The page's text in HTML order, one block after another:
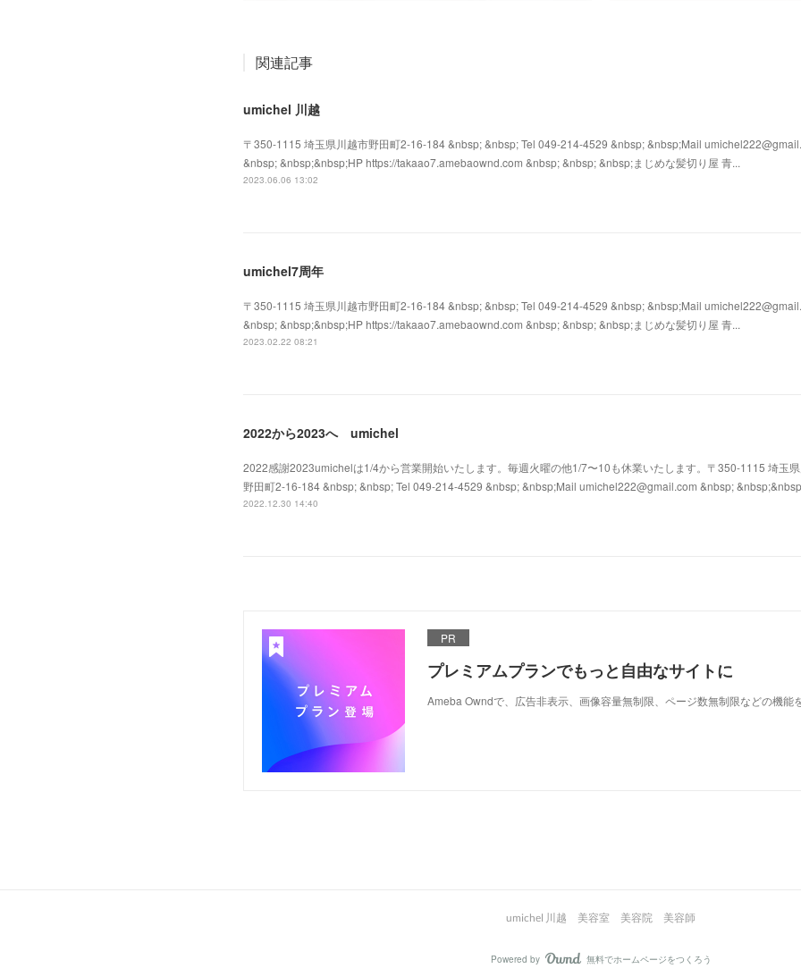
関連記事
umichel 川越
〒350-1115 埼玉県川越市野田町2-16-184 &nbsp; &nbsp; Tel 049-214-4529 &nbsp; &nbsp;Mail
&nbsp; &nbsp;&nbsp;HP https://takaao7.amebaownd.com &nbsp; &nbsp; &nbsp;まじめな髪切り屋 青...
2023.06.06 13:02
umichel7周年
〒350-1115 埼玉県川越市野田町2-16-184 &nbsp; &nbsp; Tel 049-214-4529 &nbsp; &nbsp;Mail
&nbsp; &nbsp;&nbsp;HP https://takaao7.amebaownd.com &nbsp; &nbsp; &nbsp;まじめな髪切り屋 青...
2023.02.22 08:21
2022から2023へ umichel
2022感謝2023umichelは1/4から営業開始いたします。毎週火曜の他1/7〜10も休業いたします。〒350-1115 埼玉
野田町2-16-184 &nbsp; &nbsp; Tel 049-214-4529 &nbsp; &nbsp;Mail umichel222@gmail.com &nbsp;
2022.12.30 14:40
PR
プレミアムプランでもっと自由なサイトに
Ameba Owndで、広告非表示、画像容量無制限、ページ数無制限などの機能
umichel 川越 美容室 美容院 美容師
Powered by AmebaOwnd
無料でホームページをつくろう